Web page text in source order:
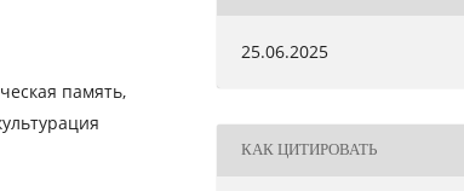
память,
25.06.2025
КАК ЦИТИРОВАТЬ